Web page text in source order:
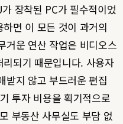
장착된 PC가 필수적이었
하면 이 모든 것이 과거의
거운 연산 작업은 비디오스
되기 때문입니다. 사용자
받지 않고 부드러운 편집
투자 비용을 획기적으로
부동산 사무실도 부담 없